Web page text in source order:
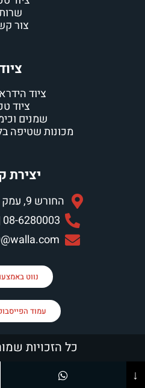
צור
ציוד
ציוד
שמנים
מכונות שטיפה
יצירת
החורש 9, עמק שרה, באר שבע
08-6280003 | 08-6234026
נווט
עמוד
כל הזכויות
↓